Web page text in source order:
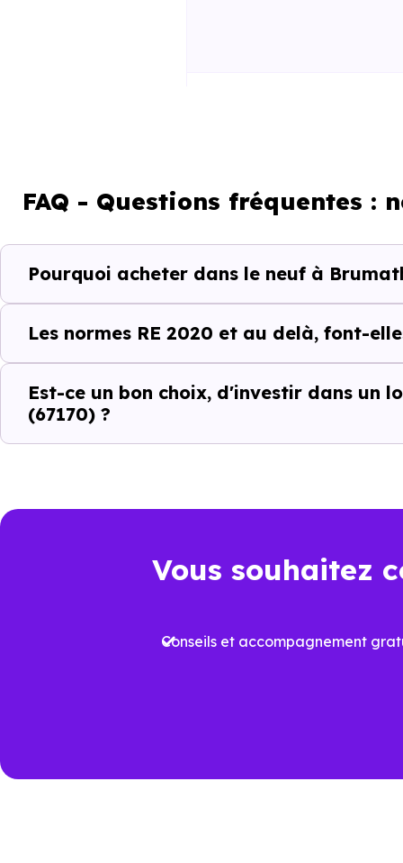
Un projet
Acheter un bien immobilier à
quartiers, les dynamiques
différences entre les
FAQ - Questions fréquentes :
Pourquoi acheter dans le neuf à
Les normes RE 2020 et au delà, font-
Est-ce un bon choix, d'investir dans un
(67170) ?
Vous souhaitez
Conseils et accompagnement